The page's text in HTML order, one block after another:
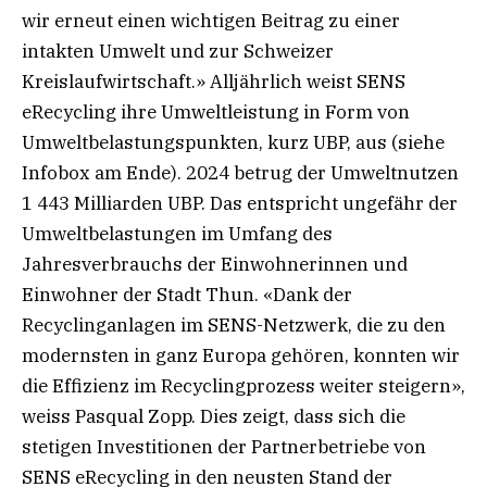
wir erneut einen wichtigen Beitrag zu einer
intakten Umwelt und zur Schweizer
Kreislaufwirtschaft.» Alljährlich weist SENS
eRecycling ihre Umweltleistung in Form von
Umweltbelastungspunkten, kurz UBP, aus (siehe
Infobox am Ende). 2024 betrug der Umweltnutzen
1 443 Milliarden UBP. Das entspricht ungefähr der
Umweltbelastungen im Umfang des
Jahresverbrauchs der Einwohnerinnen und
Einwohner der Stadt Thun. «Dank der
Recyclinganlagen im SENS-Netzwerk, die zu den
modernsten in ganz Europa gehören, konnten wir
die Effizienz im Recyclingprozess weiter steigern»,
weiss Pasqual Zopp. Dies zeigt, dass sich die
stetigen Investitionen der Partnerbetriebe von
SENS eRecycling in den neusten Stand der